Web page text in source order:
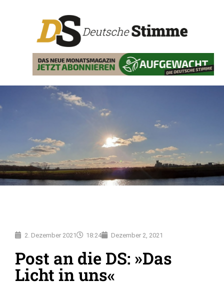
2. Dezember 2021 18:24 Dezember 2, 2021
Post an die DS: »Das
Licht in uns«